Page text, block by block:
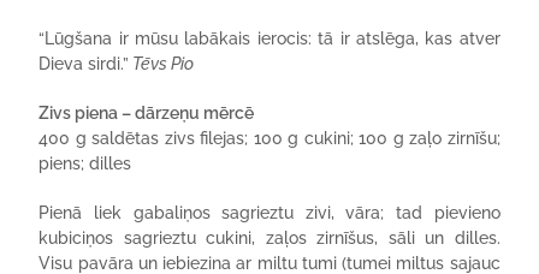
“Lūgšana ir mūsu labākais ierocis: tā ir atslēga, kas atver
Dieva sirdi.” Tēvs Pio
Zivs piena – dārzeņu mērcē
400 g saldētas zivs filejas; 100 g cukini; 100 g zaļo zirnīšu;
piens; dilles
Pienā liek gabaliņos sagrieztu zivi, vāra; tad pievieno
kubiciņos sagrieztu cukini, zaļos zirnīšus, sāli un dilles.
Visu pavāra un iebiezina ar miltu tumi (tumei miltus sajauc